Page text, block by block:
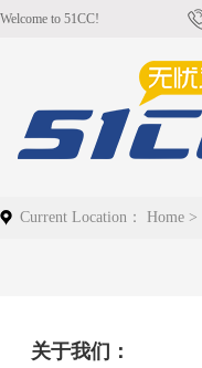
Welcome to 51CC!
Current Location： Home >
关于我们 ：